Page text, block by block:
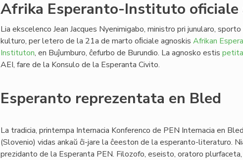
Afrika Esperanto-Instituto oficiale
Lia ekscelenco Jean Jacques Nyenimigabo, ministro pri junularo, sporto
kulturo, per letero de la 21a de marto oﬁciale agnoskis Afrikan
Instituton, en Buĵumburo, ĉefurbo de Burundio. La agnosko estis
AEI, fare de la Konsulo de la Esperanta Civito.
Esperanto reprezentata en Bled
La tradicia, printempa Internacia Konferenco de PEN Internacia en Bled
(Slovenio) vidas ankaŭ ĉi-jare la ĉeeston de la esperanto-literaturo.
prezidanto de la Esperanta PEN. Filozofo, eseisto, oratoro